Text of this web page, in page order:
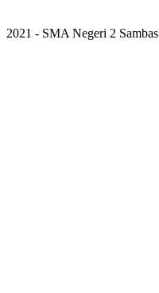
2021 - SMA Negeri 2 Sambas